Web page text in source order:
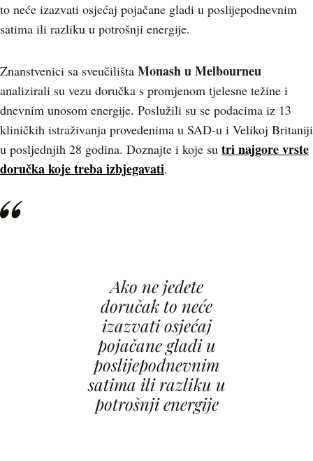
to neće izazvati osjećaj pojačane gladi u poslijepodnevnim
satima ili razliku u potrošnji energije.
Znanstvenici sa sveučilišta Monash u Melbourneu
analizirali su vezu doručka s promjenom tjelesne težine i
dnevnim unosom energije. Poslužili su se podacima iz 13
kliničkih istraživanja provedenima u SAD-u i Velikoj Britaniji
u posljednjih 28 godina. Doznajte i koje su tri najgore vrste
doručka koje treba izbjegavati.
Ako ne jedete
doručak to neće
izazvati osjećaj
pojačane gladi u
poslijepodnevnim
satima ili razliku u
potrošnji energije